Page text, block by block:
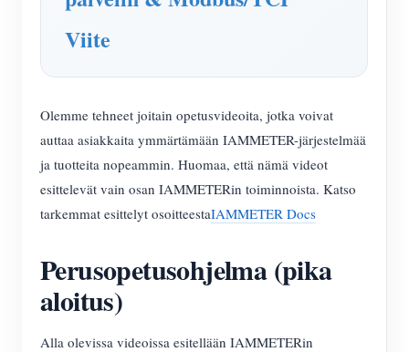
Viite
Olemme tehneet joitain opetusvideoita, jotka voivat
auttaa asiakkaita ymmärtämään IAMMETER-järjestelmää
ja tuotteita nopeammin. Huomaa, että nämä videot
esittelevät vain osan IAMMETERin toiminnoista. Katso
tarkemmat esittelyt osoitteestaIAMMETER Docs
Perusopetusohjelma (pika
aloitus)
Alla olevissa videoissa esitellään IAMMETERin